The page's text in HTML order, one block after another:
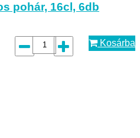
pohár, 16cl, 6db
Kosárba